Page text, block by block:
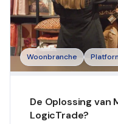
Woonbranche
De Oplossing van
LogicTrade?